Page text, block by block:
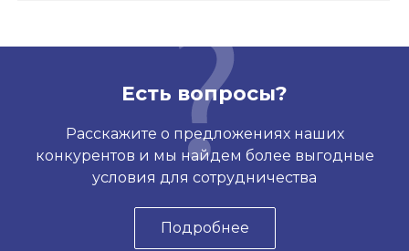
Есть вопросы?
Расскажите о предложениях наших
конкурентов и мы найдем более выгодные
условия для сотрудничества
Подробнее